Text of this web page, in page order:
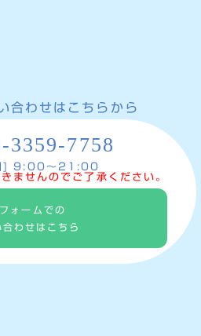
合わせはこちらから
3359-7758
] 9:00〜21:00
ませんのでご了承ください。
フォームでの
合わせはこちら